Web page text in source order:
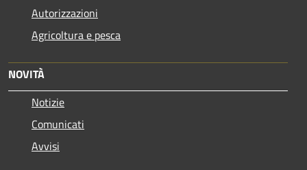
Autorizzazioni
Agricoltura e pesca
NOVITÀ
Notizie
Comunicati
Avvisi